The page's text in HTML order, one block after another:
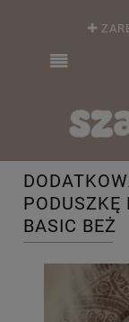
PODUSZKĘ
BASIC BEŻ